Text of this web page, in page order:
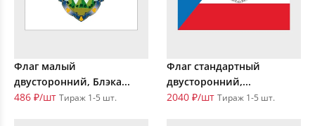
Флаг малый
двусторонний, Блэка...
486 ₽/шт Тираж 1-5 шт.
Флаг стандартный
двусторонний,...
2040 ₽/шт Тираж 1-5 шт.